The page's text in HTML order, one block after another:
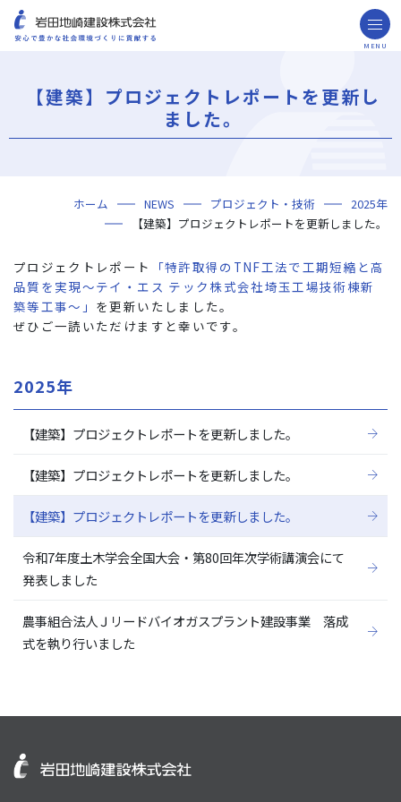
MENU
ごあいさつ
ミッション・ビジョン・社訓
会社概要
組織図
役員一覧
沿革
岩田地崎の歴史
事業所一覧
関連会社
プレスリリース
財務情報
岩田地崎建設のCM
3分でわかる岩田地崎建設
年代から探す
地域別で探す
用途区分から探す
GISマップシステム
Niseko Project
プロジェクトレポート
技術・ソリューション
海外事業
NISEKO PROJECTS
【建築】プロジェクトレポートを更新し
ました。
ホーム NEWS プロジェクト・技術
2025年
【建築】プロジェクトレポートを更新しました。
プロジェクトレポート
「特許取得のTNF工法で工期短縮と高
品質を実現～テイ・エス テック株式会社埼玉工場技術棟新
築等工事～」 を更新いたしました。
ぜひご一読いただけますと幸いです。
2025年
【建築】プロジェクトレポートを更新しました。
【建築】プロジェクトレポートを更新しました。
【建築】プロジェクトレポートを更新しました。
令和7年度土木学会全国大会・第80回年次学術講演会にて
発表しました
農事組合法人Ｊリードバイオガスプラント建設事業 落成
式を執り行いました